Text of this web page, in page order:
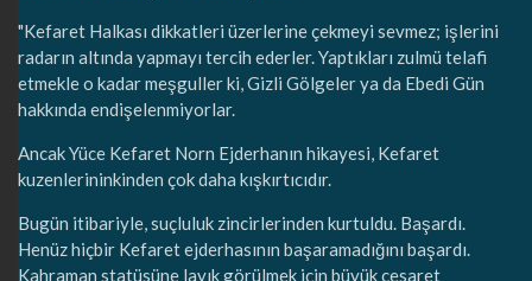
"Kefaret Halkası dikkatleri üzerlerine çekmeyi sevmez; işlerini
radarın altında yapmayı tercih ederler. Yaptıkları zulmü telafi
etmekle o kadar meşguller ki, Gizli Gölgeler ya da Ebedi Gün
hakkında endişelenmiyorlar.
Ancak Yüce Kefaret Norn Ejderhanın hikayesi, Kefaret
kuzenlerininkinden çok daha kışkırtıcıdır.
Bugün itibariyle, suçluluk zincirlerinden kurtuldu. Başardı.
Henüz hiçbir Kefaret ejderhasının başaramadığını başardı.
Kahraman statüsüne layık görülmek için büyük cesaret